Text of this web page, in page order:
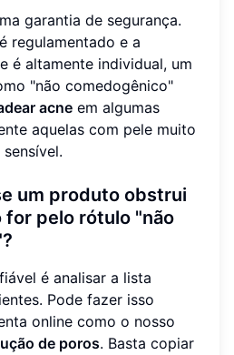
garantia de segurança.
regulamentado e a
é altamente individual, um
"não comedogênico"
acne em algumas
aquelas com pele muito
um produto obstrui
for pelo rótulo "não
é analisar a lista
Pode fazer isso
online como o nosso
de poros. Basta copiar